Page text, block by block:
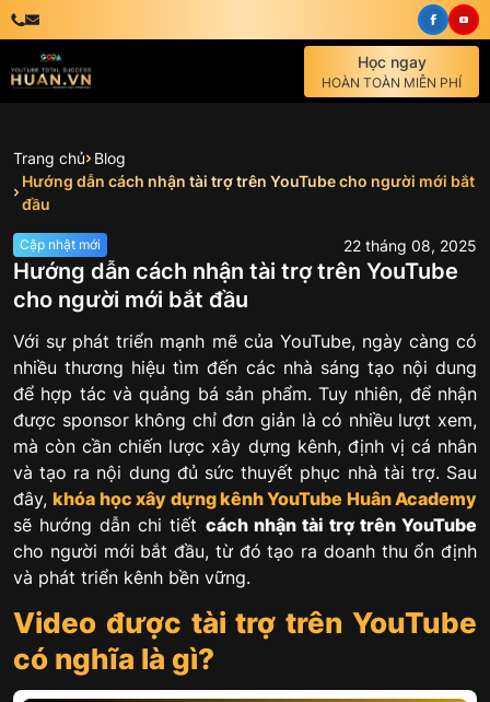
Học ngay
HOÀN TOÀN MIỄN PHÍ
Trang chủ Blog
Hướng dẫn cách nhận tài trợ trên YouTube cho người mới bắt
đầu
Cập nhật mới 22 tháng 08, 2025
Hướng dẫn cách nhận tài trợ trên YouTube
cho người mới bắt đầu
Với sự phát triển mạnh mẽ của YouTube, ngày càng có
nhiều thương hiệu tìm đến các nhà sáng tạo nội dung
để hợp tác và quảng bá sản phẩm. Tuy nhiên, để nhận
được sponsor không chỉ đơn giản là có nhiều lượt xem,
mà còn cần chiến lược xây dựng kênh, định vị cá nhân
và tạo ra nội dung đủ sức thuyết phục nhà tài trợ. Sau
đây,khóa học xây dựng kênh YouTube Huân Academy
sẽ hướng dẫn chi tiết cách nhận tài trợ trên YouTube
cho người mới bắt đầu, từ đó tạo ra doanh thu ổn định
và phát triển kênh bền vững.
Video được tài trợ trên YouTube
có nghĩa là gì?